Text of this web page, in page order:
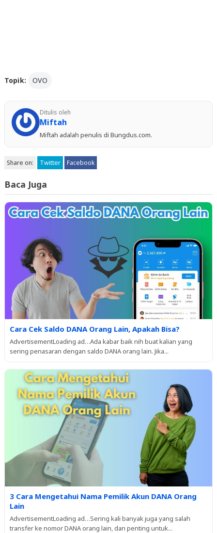
Topik: OVO
Ditulis oleh
Miftah
Miftah adalah penulis di Bungdus.com.
Share on: Twitter Facebook
Baca Juga
Cara Cek Saldo DANA Orang Lain, Apakah Bisa?
AdvertisementLoading ad…Ada kabar baik nih buat kalian yang
sering penasaran dengan saldo DANA orang lain. Jika...
3 Cara Mengetahui Nama Pemilik Akun DANA Orang
Lain
AdvertisementLoading ad…Sering kali banyak juga yang salah
transfer ke nomor DANA orang lain, dan penting untuk...